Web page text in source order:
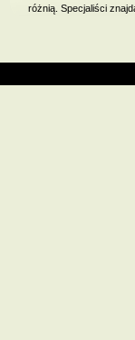
różnią. Specjaliści